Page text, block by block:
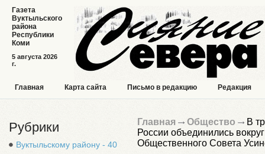
5 августа 2026
г.
Газета
Вуктыльского
района
Республики
Коми
Главная Карта сайта Письмо в редакцию Редакция
Рубрики
Вуктыльскому району - 40
Главная Общество
В
России объединились
Общественного Совета